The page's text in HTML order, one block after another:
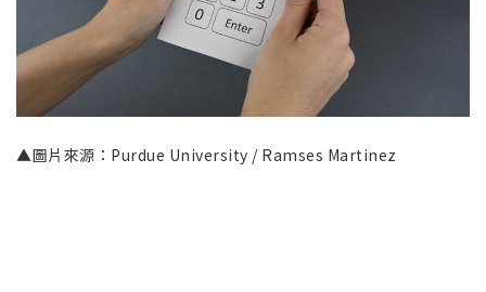
▲圖片來源：Purdue University / Ramses Martinez